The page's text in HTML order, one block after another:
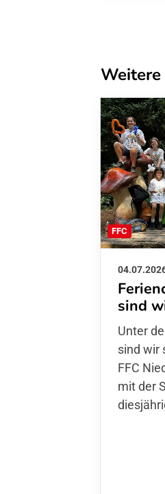
FFC
sind
Unter
wir
der